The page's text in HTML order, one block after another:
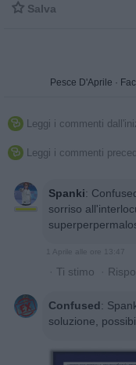
 Salva
Pesce D'Aprile ·
 Leggi i commenti
 Leggi i commenti
Spanki:
sorriso
1 Aprile alle ore 13:47
· Ti stimo ·
Confused:
soluzione,